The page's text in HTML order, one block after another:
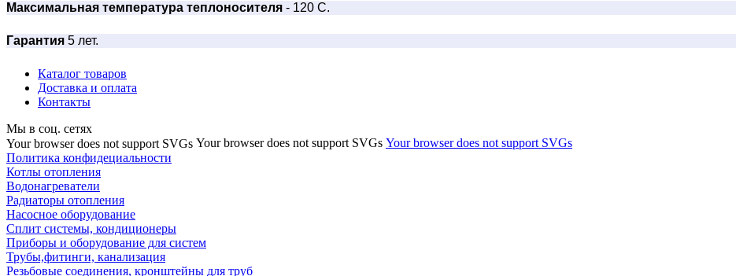
Максимальная температура теплоносителя - 120 С.
Гарантия 5 лет.
Каталог товаров
Доставка и оплата
Контакты
Мы в соц. сетях
Your browser does not support SVGs Your browser does not support SVGs Your browser does not support SVGs
Политика конфидециальности
Котлы отопления
Водонагреватели
Радиаторы отопления
Насосное оборудование
Сплит системы, кондиционеры
Приборы и оборудование для систем
Трубы,фитинги, канализация
Резьбовые соединения, кронштейны для труб